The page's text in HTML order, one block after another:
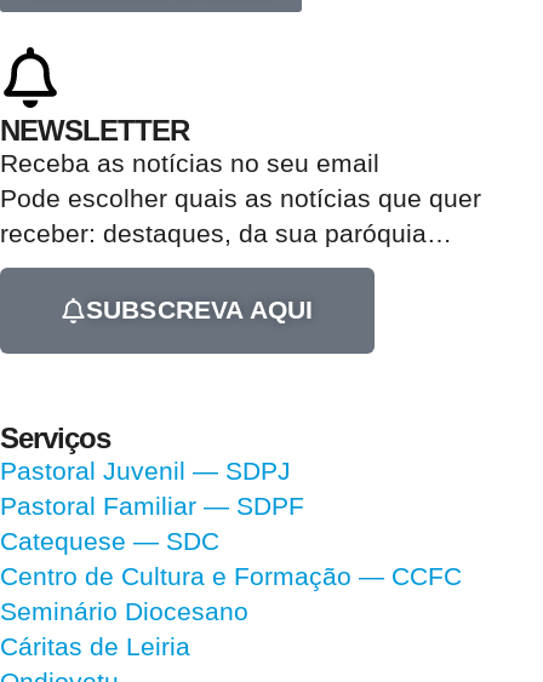
NEWSLETTER
Receba as notícias no seu email​
Pode escolher quais as notícias que quer
receber: destaques, da sua paróquia…
SUBSCREVA AQUI
Serviços
Pastoral Juvenil — SDPJ
Pastoral Familiar — SDPF
Catequese — SDC
Centro de Cultura e Formação — CCFC
Seminário Diocesano
Cáritas de Leiria